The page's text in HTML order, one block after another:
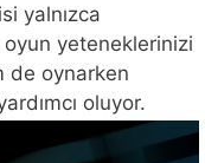
yalnızca
oyun yeteneklerinizi
de oynarken
oluyor.